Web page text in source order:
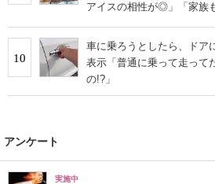
アイスの相性が◎」「家族
10
車に乗ろうとしたら、ド
表示「普通に乗って走って
の!?」
アンケート
実施中